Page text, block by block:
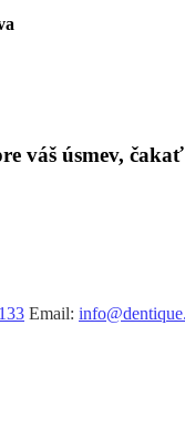
váš úsmev,
Email: